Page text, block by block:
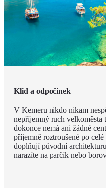
Klid a odpočinek
V Kemeru nikdo nikam
nepříjemný ruch velkoměsta
dokonce nemá ani žádné
příjemně roztroušené po
doplňují původní
narazíte na parčík nebo